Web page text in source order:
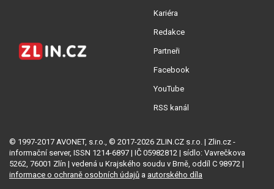
Kariéra
Redakce
Partneři
Facebook
YouTube
RSS kanál
© 1997-2017 AVONET, s.r.o., © 2017-2026 ZLIN.CZ s.r.o. | Zlin.cz -
informační server, ISSN 1214-6897 | IČ 05982812 | sídlo: Vavrečkova
5262, 76001 Zlín | vedená u Krajského soudu v Brně, oddíl C 98972 |
informace o ochraně osobních údajů a autorského díla